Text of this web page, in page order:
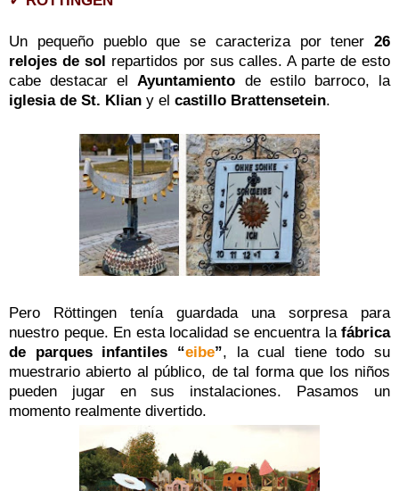
Un pequeño pueblo que se caracteriza por tener 26
relojes de sol repartidos por sus calles. A parte de esto
cabe destacar elAyuntamiento de estilo barroco, la
iglesia de St. Klian y el castillo Brattensetein.
Pero Röttingen tenía guardada una sorpresa para
nuestro peque. En esta localidad se encuentra la fábrica
de parques infantiles “eibe”, la cual tiene todo su
muestrario abierto al público, de tal forma que los niños
pueden jugar en sus instalaciones. Pasamos un
momento realmente divertido.